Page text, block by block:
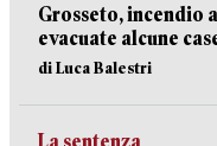
Grosseto, incendio
evacuate alcune
di Luca Balestri